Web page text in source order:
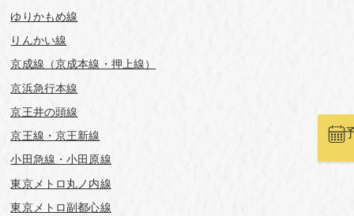
ゆりかもめ線
りんかい線
京成線（京成本線・押上線）
京浜急行本線
京王井の頭線
京王線・京王新線
小田急線・小田原線
東京メトロ丸ノ内線
東京メトロ副都心線